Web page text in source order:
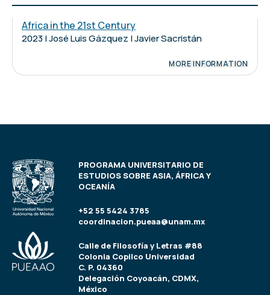
Africa in the 21st Century
2023 | José Luis Gázquez | Javier Sacristán
MORE INFORMATION
PROGRAMA UNIVERSITARIO DE
ESTUDIOS SOBRE ASIA, ÁFRICA Y
OCEANÍA
+52 55 5424 3785
coordinacion.pueaa@unam.mx
Calle de Filosofía y Letras #88
Colonia Copilco Universidad
C. P. 04360
Delegación Coyoacán, CDMX,
México